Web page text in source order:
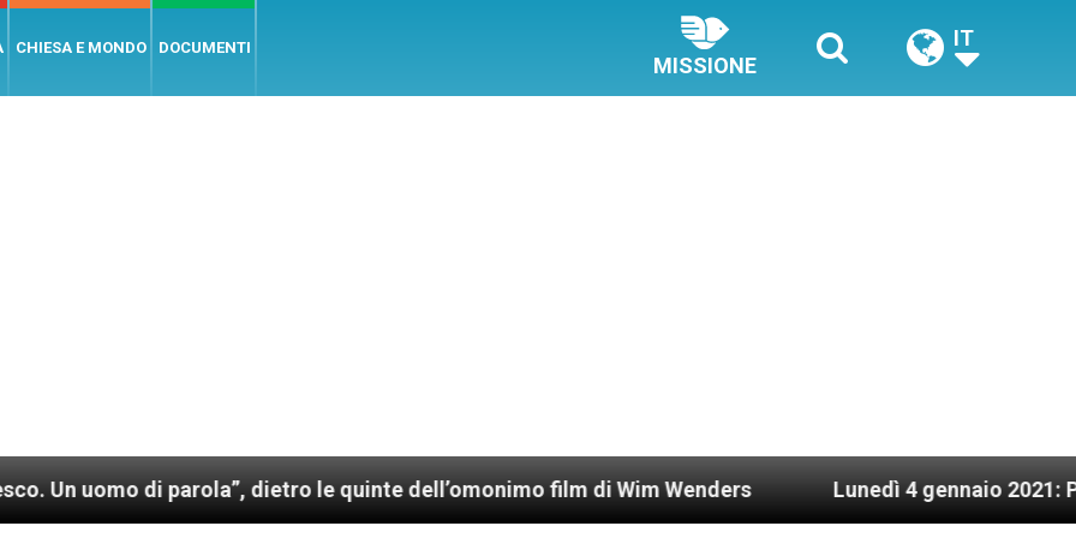
CHIESA E MONDO DOCUMENTI
MISSIONE
IT
di parola”, dietro le quinte dell’omonimo film di Wim Wenders Lunedì 4 gennaio 2021: Possesso